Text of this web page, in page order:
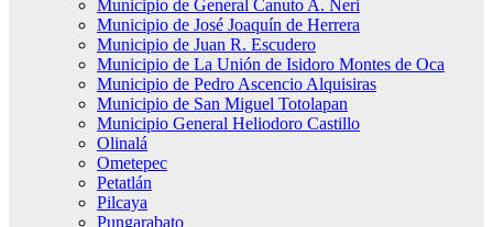
Municipio de General Canuto A. Neri
Municipio de José Joaquín de Herrera
Municipio de Juan R. Escudero
Municipio de La Unión de Isidoro Montes de Oca
Municipio de Pedro Ascencio Alquisiras
Municipio de San Miguel Totolapan
Municipio General Heliodoro Castillo
Olinalá
Ometepec
Petatlán
Pilcaya
Pungarabato